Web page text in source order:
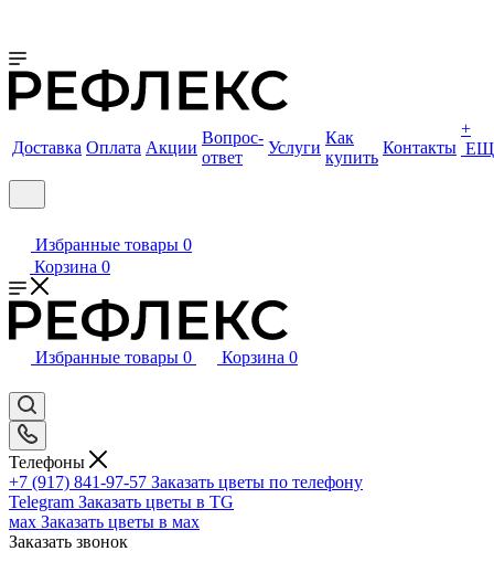
Доставка Оплата Акции
Вопрос-
ответ
Услуги
Как
купить
Контакты
+
Избранные товары 0
Корзина 0
Избранные товары 0 Корзина 0
Телефоны
+7 (917) 841-97-57 Заказать цветы по телефону
Telegram Заказать цветы в TG
мах Заказать цветы в мах
Заказать звонок